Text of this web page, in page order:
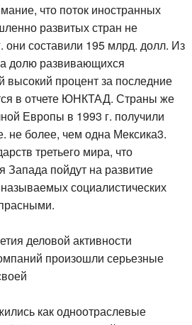
что поток иностранных
развитых стран не
они составили 195 млрд. долл. Из
долю развивающихся
высокий процент за последние
в отчете ЮНКТАД. Страны же
Европы в 1993 г. получили
не более, чем одна Мексика3.
третьего мира, что
Запада пойдут на развитие
социалистических
деловой активности
произошли серьезные
как одноотраслевые